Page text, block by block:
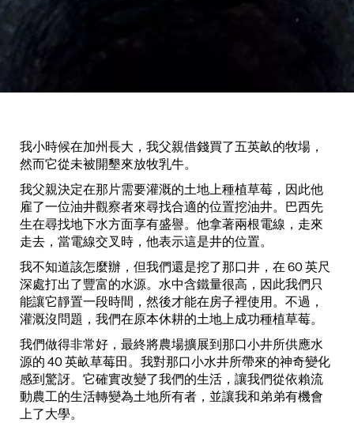
我小時候在加州長大，我父親借錢買了五英畝的牧場，
然而它從未被開墾來放牧乳牛。
我父親決定在那片需要灌溉的土地上種植草莓，因此他
雇了一位油井觀察者來尋找合適的位置挖油井。巴西先
生在尋找地下水方面享有盛譽。他拿著兩根電線，走來
走去，當電線交叉時，他表示這是井的位置。
我不知道該怎麼辦，但我們還是挖了那口井，在 60 英尺
深處打出了豐富的水源。水中含鐵量很高，因此我們只
能讓它靜置一段時間，然後才能在房子裡使用。不過，
灌溉沒問題，我們在原本休耕的土地上成功種植草莓。
我們做得非常好，最終將農場擴展到那口小井所供應水
源的 40 英畝草莓田。我對那口小水井所帶來的神奇變化
感到驚訝。它確實改變了我們的生活，讓我們從依賴流
動農工的生活轉變為土地所有者，並讓我和弟弟有機會
上了大學。